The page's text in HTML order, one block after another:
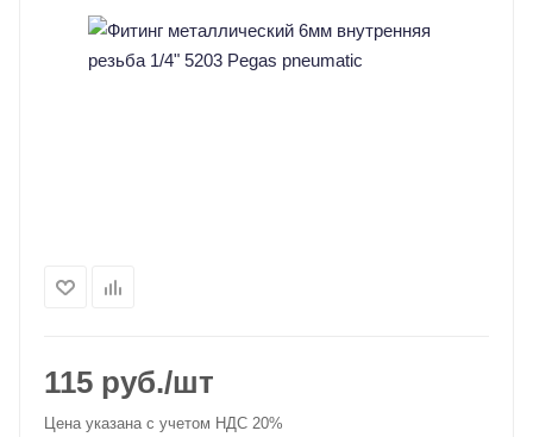
115 руб./шт
Цена указана с учетом НДС 20%